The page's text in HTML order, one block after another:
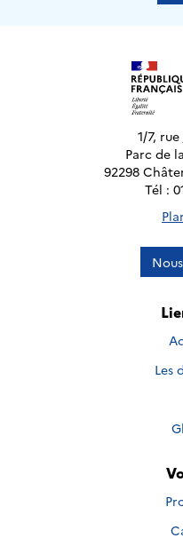
1/7,
Parc de
92298
Tél :
Les